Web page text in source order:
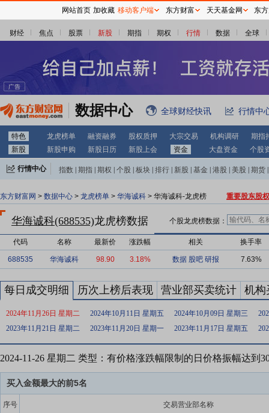
财经 焦点 股票 新股 期指 期权 行情 数据 全球
数据中心 全球财经快讯 行情中
特色 龙虎榜单 融资融券 股权质押 大宗交易 机构调研
期指
新股
新股申购 新股日历 新股上会 资金 大盘资金 个股
行情中心 指数 期指 期权 个股 板块 排行 新股 基金 港股 美股 期货
东方财富网 > 数据中心 > 龙虎榜单 > 华海诚科 > 华海诚科-龙虎榜 重要股东股
华海诚科(688535)龙虎榜数据 个股龙虎榜数据：
代码 名称 最新价 涨跌幅 相关 换手率
688535 华海诚科 98.90 3.18% 数据 股吧 研报 7.63%
每日成交明细 历次上榜后表现 营业部买卖统计 机构
2024年11月26日 星期二 2024年10月11日 星期五 2024年10月09日 星期三
2023年11月21日 星期二
2023年11月20日 星期一 2023年11月17日 星期五
2024-11-26 星期二 类型：有价格涨跌幅限制的日价格振幅达到
买入金额最大的前5名
序号 交易营业部名称
网站首页 加收藏 移动客户端 东方财富 天天基金网 东